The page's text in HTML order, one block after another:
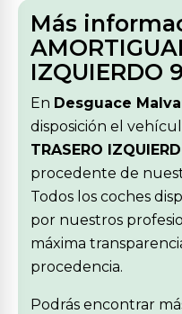
Más
IZQUIERDO
En Desguace
disposición el
TRASERO
procedente de
Todos los coches
por nuestros
máxima
procedencia.
Podrás encontrar